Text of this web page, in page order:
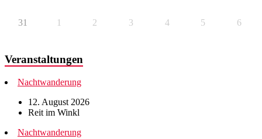
31 1 2 3 4 5 6
Veranstaltungen
Nachtwanderung
12. August 2026
Reit im Winkl
Nachtwanderung